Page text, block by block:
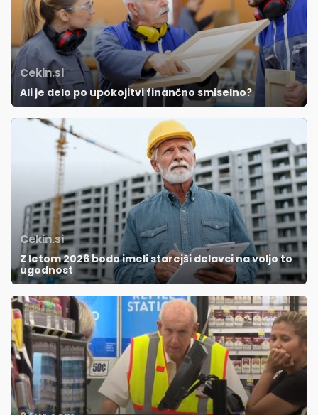
Cekin.si
Ali je delo po upokojitvi finančno smiselno?
Cekin.si
Z letom 2026 bodo imeli starejši delavci na voljo to
ugodnost